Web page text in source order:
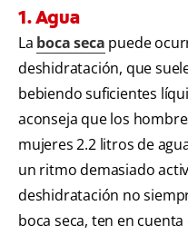
1. Agua
La boca seca puede
deshidratación, que
bebiendo suficientes
aconseja que los
mujeres 2.2 litros de
un ritmo demasiado
deshidratación no
boca seca, ten en